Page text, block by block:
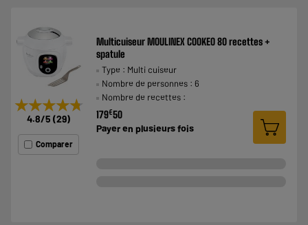
★★★★★
★★★★★
4.8/5 (29)
Comparer
Multicuiseur MOULINEX COOKEO 80 recettes +
spatule
Type : Multi cuiseur
Nombre de personnes : 6
Nombre de recettes :
179€50
Payer enplusieurs fois